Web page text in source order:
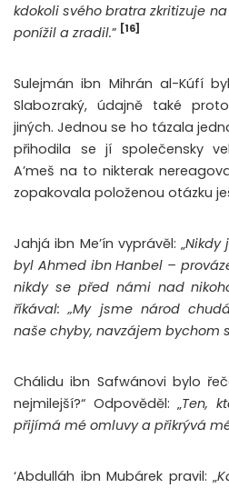
kdokoli svého bratra zkritizuje
ponížil a zradil.” [16]
Sulejmán ibn Mihrán al-Kúfí
Slabozraký, údajně také
jiných. Jednou se ho tázala
přihodila se jí společensky
A’meš na to nikterak
zopakovala položenou otázku
Jahjá ibn Me’ín vyprávěl: „Nikdy
byl Ahmed ibn Hanbel –
nikdy se před námi nad
říkával: „My jsme národ
naše chyby, navzájem bychom
Chálidu ibn Safwánovi bylo
nejmilejší?“ Odpověděl: „Ten,
přijímá mé omluvy a přikrývá
‘Abdulláh ibn Mubárek pravil: „